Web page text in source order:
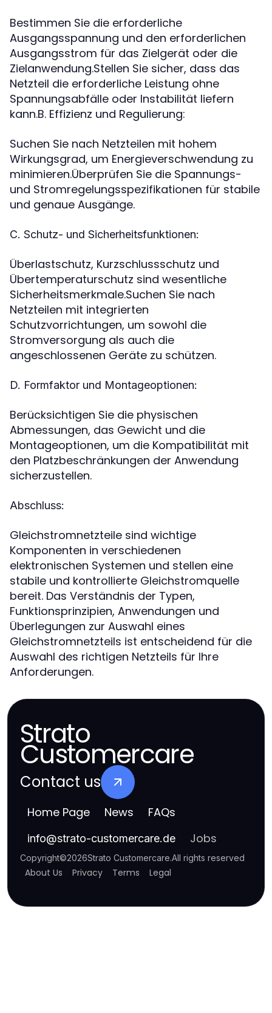
Bestimmen Sie die erforderliche
Ausgangsspannung und den erforderlichen
Ausgangsstrom für das Zielgerät oder die
Zielanwendung.Stellen Sie sicher, dass das
Netzteil die erforderliche Leistung ohne
Spannungsabfälle oder Instabilität liefern
kann.B. Effizienz und Regulierung:
Suchen Sie nach Netzteilen mit hohem
Wirkungsgrad, um Energieverschwendung zu
minimieren.Überprüfen Sie die Spannungs-
und Stromregelungsspezifikationen für stabile
und genaue Ausgänge.
C. Schutz- und Sicherheitsfunktionen:
Überlastschutz, Kurzschlussschutz und
Übertemperaturschutz sind wesentliche
Sicherheitsmerkmale.Suchen Sie nach
Netzteilen mit integrierten
Schutzvorrichtungen, um sowohl die
Stromversorgung als auch die
angeschlossenen Geräte zu schützen.
D. Formfaktor und Montageoptionen:
Berücksichtigen Sie die physischen
Abmessungen, das Gewicht und die
Montageoptionen, um die Kompatibilität mit
den Platzbeschränkungen der Anwendung
sicherzustellen.
Abschluss:
Gleichstromnetzteile sind wichtige
Komponenten in verschiedenen
elektronischen Systemen und stellen eine
stabile und kontrollierte Gleichstromquelle
bereit. Das Verständnis der Typen,
Funktionsprinzipien, Anwendungen und
Überlegungen zur Auswahl eines
Gleichstromnetzteils ist entscheidend für die
Auswahl des richtigen Netzteils für Ihre
Anforderungen.
Strato
Customercare
Contact us
Home Page News FAQs
info@strato-customercare.de Jobs
Copyright©2026Strato Customercare.All rights reserved
About Us Privacy Terms Legal